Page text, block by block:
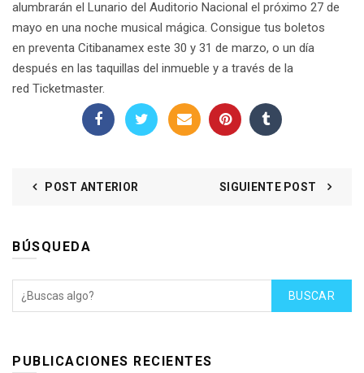
alumbrarán el Lunario del Auditorio Nacional el próximo 27 de
mayo en una noche musical mágica. Consigue tus boletos
en preventa Citibanamex este 30 y 31 de marzo, o un día
después en las taquillas del inmueble y a través de la
red Ticketmaster.
POST ANTERIOR SIGUIENTE POST
BÚSQUEDA
BUSCAR
PUBLICACIONES RECIENTES